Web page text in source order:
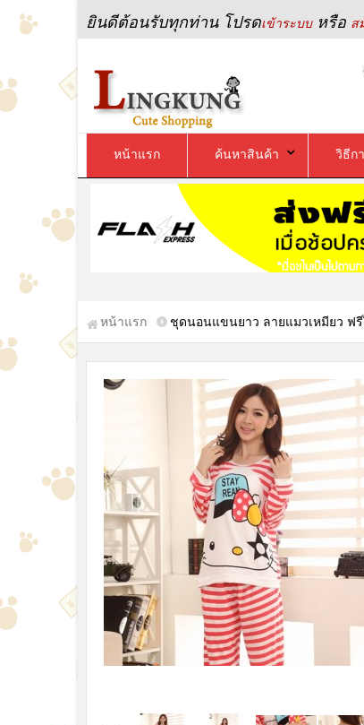
ยินดีต้อนรับทุกท่าน โปรดเข้าระบบหรือ ส
หน้าแรก ค้นหาสินค้า วิธีก
หน้าแรก ชุดนอนแขนยาว ลายแมวเหมียว ฟ